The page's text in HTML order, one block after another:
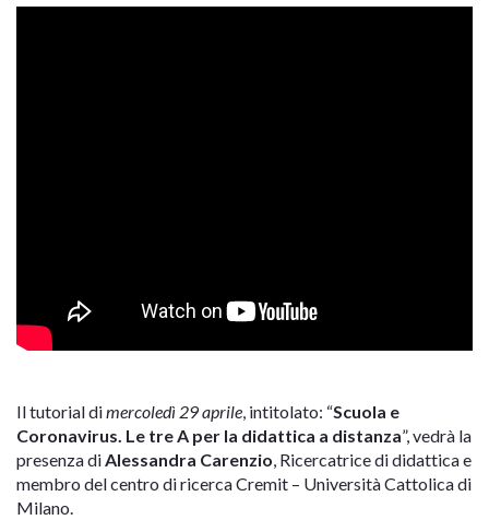
Il tutorial dimercoledì 29 aprile, intitolato: “Scuola e
Coronavirus. Le tre A per la didattica a distanza”, vedrà la
presenza diAlessandra Carenzio, Ricercatrice di didattica e
membro del centro di ricerca Cremit – Università Cattolica di
Milano.